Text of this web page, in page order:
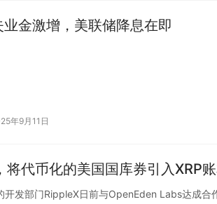
业金激增，美联储降息在即
年9月11日
代币化的美国国库券引入XRP账
发部门RippleX日前与OpenEden Labs达成合